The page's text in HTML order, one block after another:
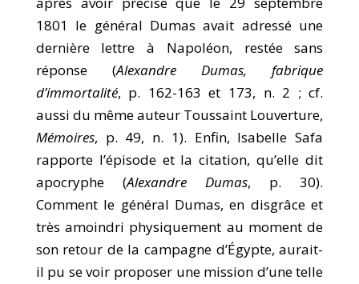
1801 le général Dumas avait adressé une
dernière lettre à Napoléon, restée sans
réponse (Alexandre Dumas, fabrique
d’immortalité, p. 162-163 et 173, n. 2 ; cf.
aussi du même auteur Toussaint Louverture,
Mémoires, p. 49, n. 1). Enfin, Isabelle Safa
rapporte l’épisode et la citation, qu’elle dit
apocryphe (Alexandre Dumas, p. 30).
Comment le général Dumas, en disgrâce et
très amoindri physiquement au moment de
son retour de la campagne d’Égypte, aurait-
il pu se voir proposer une mission d’une telle